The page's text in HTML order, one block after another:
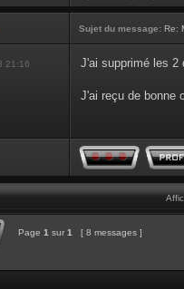
Sujet du message: Re:
21:16
J'ai supprimé les 2
J'ai reçu de bonne
Page 1 sur 1 [ 8 messages ]